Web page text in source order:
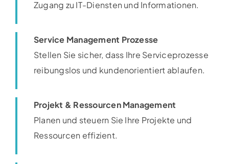
Zugang zu IT-Diensten und Informationen.​
Service Management Prozesse
Stellen Sie sicher, dass Ihre Serviceprozesse
reibungslos und kundenorientiert ablaufen.​
Projekt & Ressourcen Management
Planen und steuern Sie Ihre Projekte und
Ressourcen effizient.​